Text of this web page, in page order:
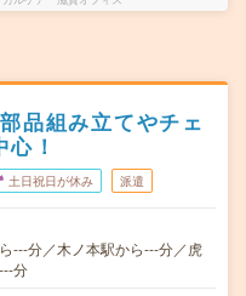
品組み立てやチェ
！
土日祝日が休み 派遣
---分／木ノ本駅から---分／虎
分